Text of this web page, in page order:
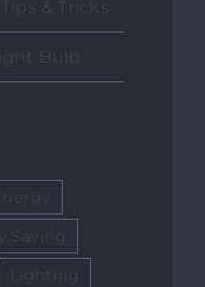
& Tricks
Bulb
Energy
Saving
Lighting